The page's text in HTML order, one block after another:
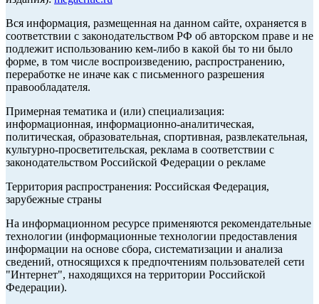
Вся информация, размещенная на данном сайте, охраняется в
соответствии с законодательством РФ об авторском праве и не
подлежит использованию кем-либо в какой бы то ни было
форме, в том числе воспроизведению, распространению,
переработке не иначе как с письменного разрешения
правообладателя.
Примерная тематика и (или) специализация:
информационная, информационно-аналитическая,
политическая, образовательная, спортивная, развлекательная,
культурно-просветительская, реклама в соответствии с
законодательством Российской Федерации о рекламе
Территория распространения: Российская Федерация,
зарубежные страны
На информационном ресурсе применяются рекомендательные
технологии (информационные технологии предоставления
информации на основе сбора, систематизации и анализа
сведений, относящихся к предпочтениям пользователей сети
"Интернет", находящихся на территории Российской
Федерации).